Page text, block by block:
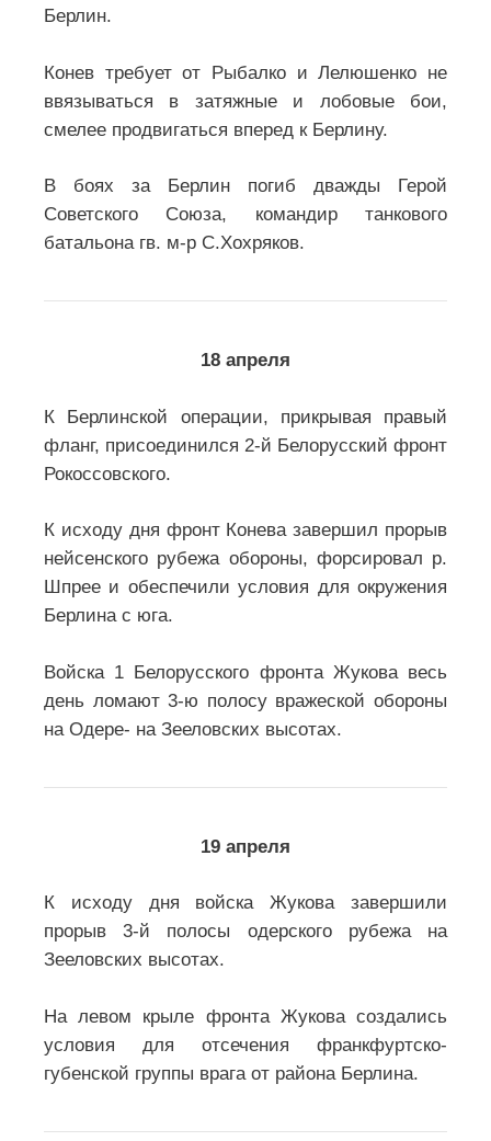
Берлин.
Конев требует от Рыбалко и Лелюшенко не
ввязываться в затяжные и лобовые бои,
смелее продвигаться вперед к Берлину.
В боях за Берлин погиб дважды Герой
Советского Союза, командир танкового
батальона гв. м-р С.Хохряков.
18 апреля
К Берлинской операции, прикрывая правый
фланг, присоединился 2-й Белорусский фронт
Рокоссовского.
К исходу дня фронт Конева завершил прорыв
нейсенского рубежа обороны, форсировал р.
Шпрее и обеспечили условия для окружения
Берлина с юга.
Войска 1 Белорусского фронта Жукова весь
день ломают 3-ю полосу вражеской обороны
на Одере- на Зееловских высотах.
19 апреля
К исходу дня войска Жукова завершили
прорыв 3-й полосы одерского рубежа на
Зееловских высотах.
На левом крыле фронта Жукова создались
условия для отсечения франкфуртско-
губенской группы врага от района Берлина.